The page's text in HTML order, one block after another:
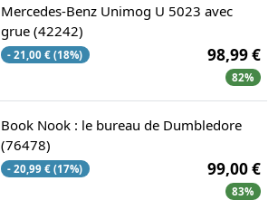
Mercedes-Benz Unimog U 5023 avec
grue (42242)
- 21,00 € (18%) 98,99 €
82%
Book Nook : le bureau de Dumbledore
(76478)
- 20,99 € (17%) 99,00 €
83%